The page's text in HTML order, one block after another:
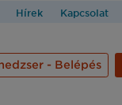
Hírek Kapcsolat
- Belépés